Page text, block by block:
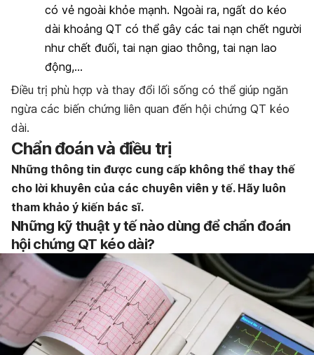
có vẻ ngoài khỏe mạnh. Ngoài ra, ngất do kéo
dài khoảng QT có thể gây các tai nạn chết người
như chết đuối, tai nạn giao thông, tai nạn lao
động,…
Điều trị phù hợp và thay đổi lối sống có thể giúp ngăn
ngừa các biến chứng liên quan đến hội chứng QT kéo
dài.
Chẩn đoán và điều trị
Những thông tin được cung cấp không thể thay thế
cho lời khuyên của các chuyên viên y tế. Hãy luôn
tham khảo ý kiến bác sĩ.
Những kỹ thuật y tế nào dùng để chẩn đoán
hội chứng QT kéo dài?